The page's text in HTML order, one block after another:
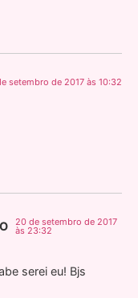
setembro de 2017 às 10:32
20 de setembro de 2017
às 23:32
serei eu! Bjs